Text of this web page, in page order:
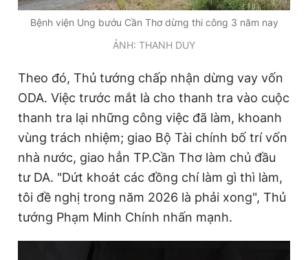
Bệnh viện Ung bướu Cần Thơ dừng thi công 3 năm nay
ẢNH: THANH DUY
Theo đó, Thủ tướng chấp nhận dừng vay vốn
ODA. Việc trước mắt là cho thanh tra vào cuộc
thanh tra lại những công việc đã làm, khoanh
vùng trách nhiệm; giao Bộ Tài chính bố trí vốn
nhà nước, giao hẳn TP.Cần Thơ làm chủ đầu
tư DA. "Dứt khoát các đồng chí làm gì thì làm,
tôi đề nghị trong năm 2026 là phải xong", Thủ
tướng Phạm Minh Chính nhấn mạnh.